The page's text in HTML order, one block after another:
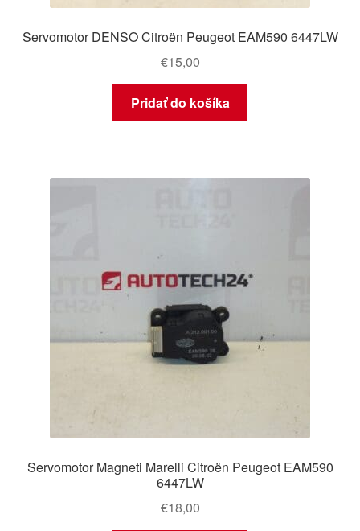
Servomotor DENSO Citroën Peugeot EAM590 6447LW
€15,00
Pridať do košíka
Servomotor Magneti Marelli Citroën Peugeot EAM590
6447LW
€18,00